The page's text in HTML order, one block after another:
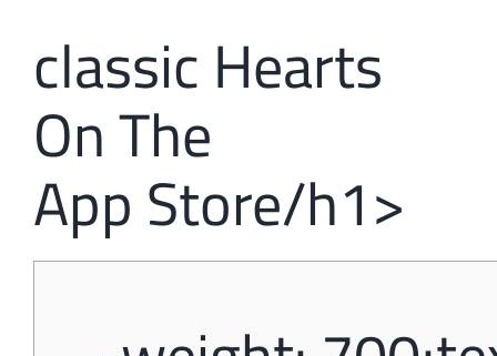
‎‎classic Hearts
On The
App Store/h1>